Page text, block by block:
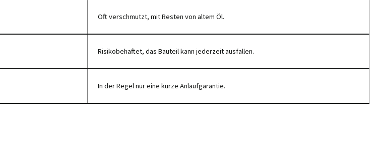
Oft verschmutzt, mit Resten von altem Öl.
Risikobehaftet, das Bauteil kann jederzeit ausfallen.
In der Regel nur eine kurze Anlaufgarantie.